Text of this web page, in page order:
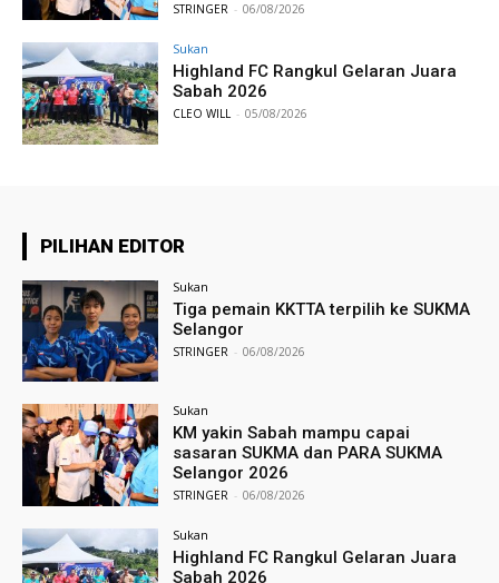
STRINGER - 06/08/2026
Sukan
Highland FC Rangkul Gelaran Juara
Sabah 2026
CLEO WILL - 05/08/2026
PILIHAN EDITOR
Sukan
Tiga pemain KKTTA terpilih ke SUKMA
Selangor
STRINGER - 06/08/2026
Sukan
KM yakin Sabah mampu capai
sasaran SUKMA dan PARA SUKMA
Selangor 2026
STRINGER - 06/08/2026
Sukan
Highland FC Rangkul Gelaran Juara
Sabah 2026